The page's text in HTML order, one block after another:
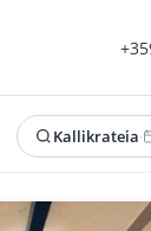
Kallikrateia·